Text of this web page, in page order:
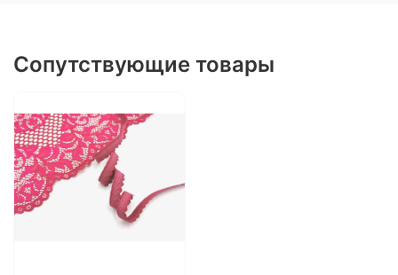
Сопутствующие товары